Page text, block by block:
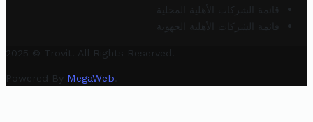
قائمة الشركات الأهلية المحلية
قائمة الشركات الأهلية الجهوية
2025 © Trovit. All Rights Reserved.
Powered By MegaWeb